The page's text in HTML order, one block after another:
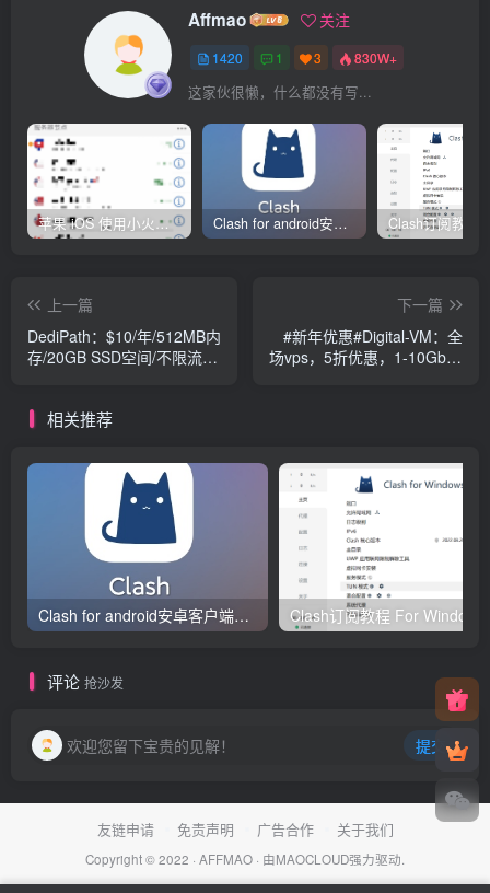
Affmao 关注
1420 1 3 830W+
这家伙很懒，什么都没有写...
苹果 iOS 使用小火箭(shadowrocket)新手教程 Clash for android安卓客户端保姆级新手使用教程
上一篇
DediPath：$10/年/512MB内
存/20GB SSD空间/不限流
纽约等
下一篇
#新年优惠#Digital-VM：全
场vps，5折优惠，1-10Gbps
相关推荐
Clash for android安卓客户端保姆级新手使用教程
评论 抢沙发
欢迎您留下宝贵的见解！ 提交
友链申请 免责声明 广告合作 关于我们
Copyright © 2022 · AFFMAO · 由MAOCLOUD强力驱动.